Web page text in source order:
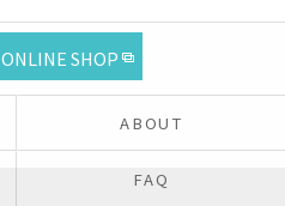
ONLINE SHOP
ABOUT
FAQ